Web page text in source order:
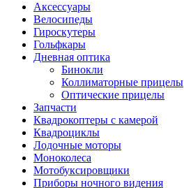
Аксессуары
Велосипеды
Гироскутеры
Гольфкары
Дневная оптика
Бинокли
Коллиматорные прицелы
Оптические прицелы
Запчасти
Квадрокоптеры с камерой
Квадроциклы
Лодочные моторы
Моноколеса
Мотобуксировщики
Приборы ночного видения